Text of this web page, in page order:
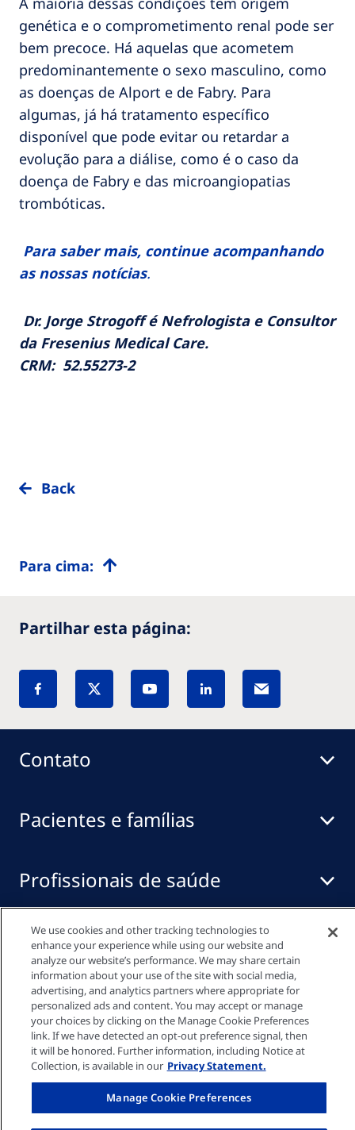
genética e o comprometimento renal pode ser
bem precoce. Há aquelas que acometem
predominantemente o sexo masculino, como
as doenças de Alport e de Fabry. Para
algumas, já há tratamento específico
disponível que pode evitar ou retardar a
evolução para a diálise, como é o caso da
doença de Fabry e das microangiopatias
trombóticas.
Para saber mais, continue acompanhando
as nossas notícias.
Dr. Jorge Strogoff é Nefrologista e Consultor
da Fresenius Medical Care.
CRM: 52.55273-2
Back
Para cima:
Partilhar esta página:
Pacientes e famílias
Profissionais de saúde
Links Rápidos
Contato
Política de privacidade
Configurações de cookies
Informação legal
We use cookies and other tracking technologies to
enhance your experience while using our website and
analyze our website’s performance. We may share certain
information about your use of the site with social media,
advertising, and analytics partners where appropriate for
personalized ads and content. You may accept or manage
your choices by clicking on the Manage Cookie Preferences
link. If we have detected an opt-out preference signal, then
it will be honored. Further information, including Notice at
Collection, is available in our Privacy Statement.
Manage Cookie Preferences